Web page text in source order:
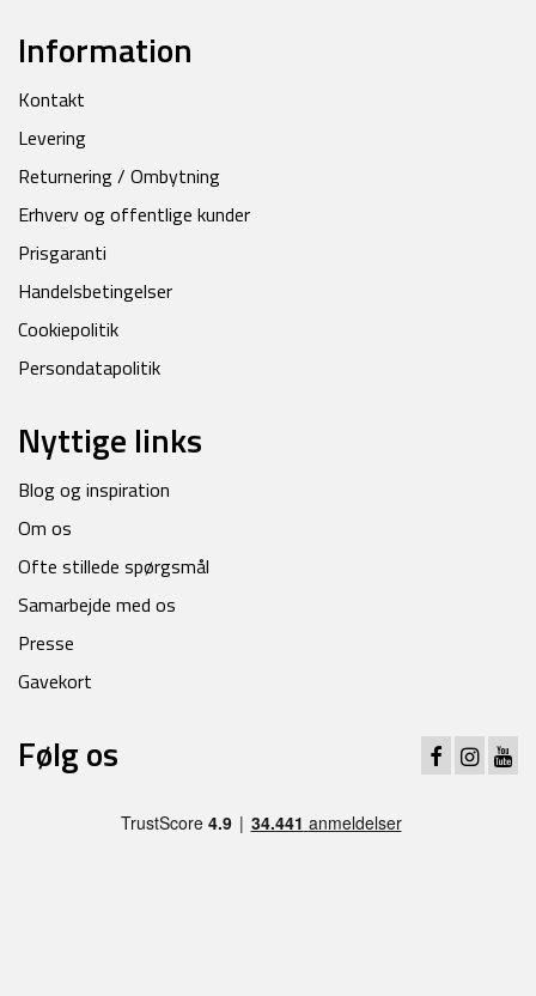
Information
Kontakt
Levering
Returnering / Ombytning
Erhverv og offentlige kunder
Prisgaranti
Handelsbetingelser
Cookiepolitik
Persondatapolitik
Nyttige links
Blog og inspiration
Om os
Ofte stillede spørgsmål
Samarbejde med os
Presse
Gavekort
Følg os